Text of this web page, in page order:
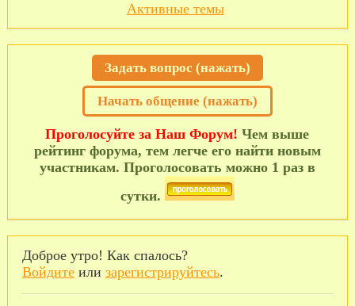
Активные темы
Задать вопрос (нажать)
Начать общение (нажать)
Проголосуйте за Наш Форум! Чем выше
рейтинг форума, тем легче его найти новым
участникам. Проголосовать можно 1 раз в
сутки.
Доброе утро! Как спалось?
Войдитеили зарегистрируйтесь.